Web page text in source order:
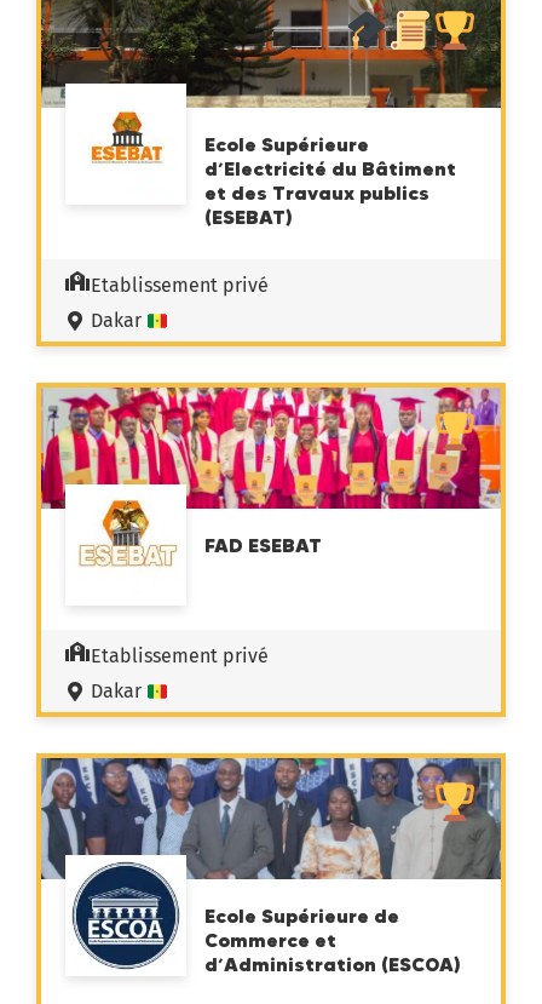
Ecole Supérieure
d’Electricité du Bâtiment
et des Travaux publics
(ESEBAT)
Etablissement privé
Dakar
FAD ESEBAT
Etablissement privé
Dakar
Ecole Supérieure de
Commerce et
d’Administration (ESCOA)